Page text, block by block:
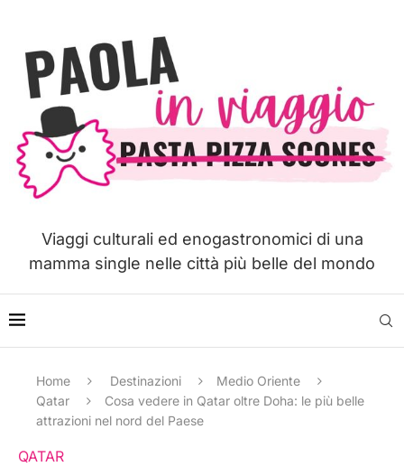
Viaggi culturali ed enogastronomici di una
mamma single nelle città più belle del mondo
Home Destinazioni
Medio Oriente
Qatar
Cosa vedere in Qatar oltre Doha: le più belle
attrazioni nel nord del Paese
QATAR